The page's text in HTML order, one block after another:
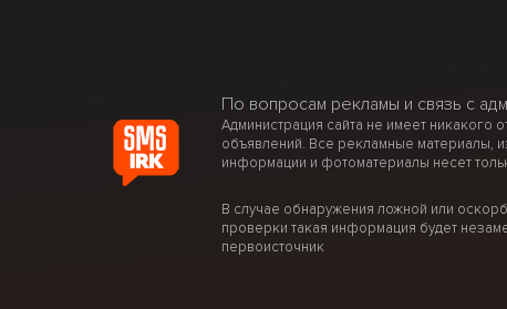
По вопросам рекламы и связь с
Администрация сайта не имеет никакого
объявлений. Все рекламные материалы,
информации и фотоматериалы несет
В случае обнаружения ложной или
проверки такая информация будет
первоисточник